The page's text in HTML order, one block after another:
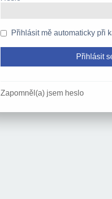
Přihlásit mě automaticky při
Zapomněl(a) jsem heslo